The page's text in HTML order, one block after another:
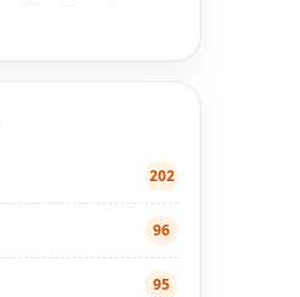
202
96
95